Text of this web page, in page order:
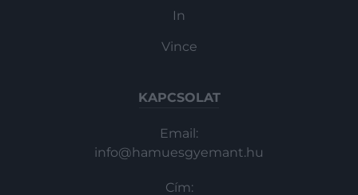
In
Vince
KAPCSOLAT
Email:
info@hamuesgyemant.hu
Cím: